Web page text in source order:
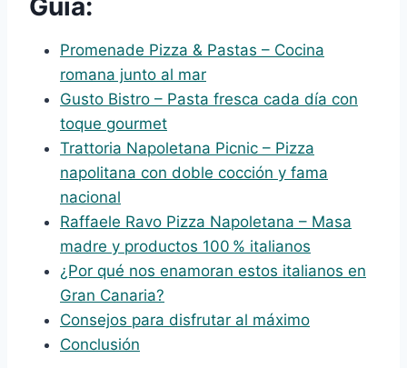
Promenade Pizza & Pastas – Cocina
romana junto al mar
Gusto Bistro – Pasta fresca cada día con
toque gourmet
Trattoria Napoletana Picnic – Pizza
napolitana con doble cocción y fama
nacional
Raffaele Ravo Pizza Napoletana – Masa
madre y productos 100 % italianos
¿Por qué nos enamoran estos italianos en
Gran Canaria?
Consejos para disfrutar al máximo
Conclusión